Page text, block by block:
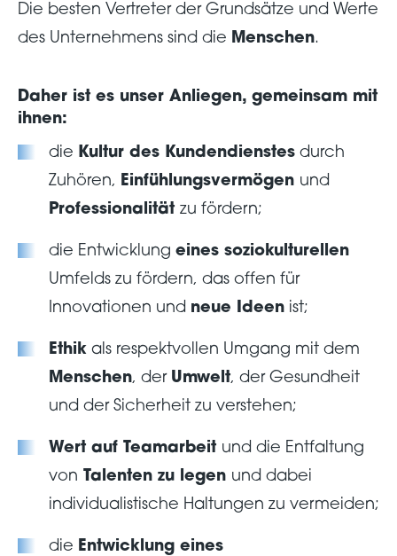
Die besten Vertreter der Grundsätze und Werte
des Unternehmens sind die Menschen.
Daher ist es unser Anliegen, gemeinsam mit
ihnen:
die Kultur des Kundendienstes durch
Zuhören, Einfühlungsvermögen und
Professionalität zu fördern;
die Entwicklung eines soziokulturellen
Umfelds zu fördern, das offen für
Innovationen und neue Ideen ist;
Ethik als respektvollen Umgang mit dem
Menschen, der Umwelt, der Gesundheit
und der Sicherheit zu verstehen;
Wert auf Teamarbeit und die Entfaltung
von Talenten zu legen und dabei
individualistische Haltungen zu vermeiden;
die Entwicklung eines